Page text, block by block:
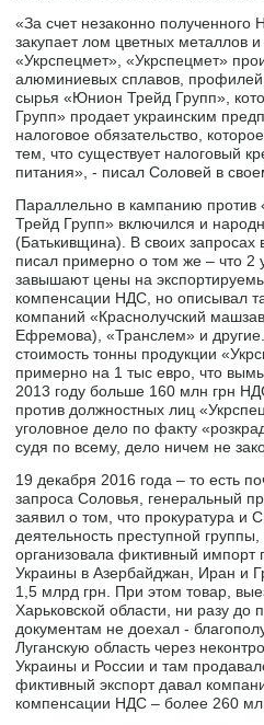
«За счет незаконно
закупает лом цветных металлов
«Укрспецмет», «Укрспецмет»
алюминиевых сплавов, профилей
сырья «Юнион Трейд Групп»,
Групп» продает украинским
налоговое обязательство,
тем, что существует налоговый
питания», - писал Соловей в
Параллельно в кампанию
Трейд Групп» включился и
(Батькивщина). В своих запросах
писал примерно о том же – что 2
завышают цены на
компенсации НДС, но описывал
компаний «Краснолучский
Ефремова), «Транслем» и
стоимость тонны продукции
примерно на 1 тыс евро, что
2013 году больше 160 млн грн
против должностных лиц
уголовное дело по факту
судя по всему, дело ничем не
19 декабря 2016 года – то есть
запроса Соловья, генеральный
заявил о том, что прокуратура и
деятельность преступной
организовала фиктивный импорт
Украины в Азербайджан, Иран и
1,5 млрд грн. При этом товар,
Харьковской области, ни разу до
документам не доехал -
Луганскую область через
Украины и России и там
фиктивный экспорт давал
компенсации НДС – более 260